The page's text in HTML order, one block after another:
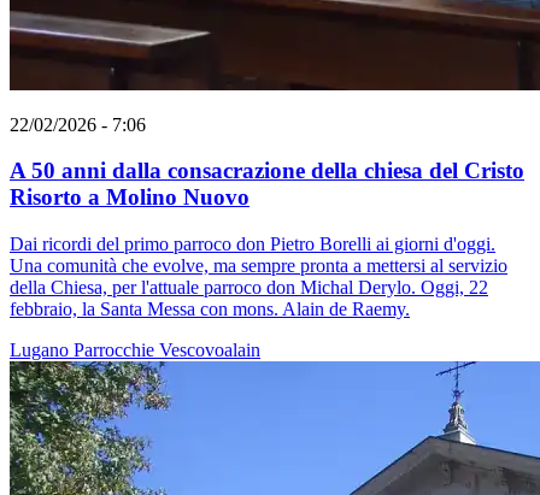
22/02/2026 - 7:06
A 50 anni dalla consacrazione della chiesa del Cristo
Risorto a Molino Nuovo
Dai ricordi del primo parroco don Pietro Borelli ai giorni d'oggi.
Una comunità che evolve, ma sempre pronta a mettersi al servizio
della Chiesa, per l'attuale parroco don Michal Derylo. Oggi, 22
febbraio, la Santa Messa con mons. Alain de Raemy.
Lugano Parrocchie Vescovoalain